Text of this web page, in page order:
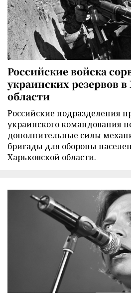
Российские войска
украинских резервов
области
Российские подразделения
украинского командования
дополнительные силы
бригады для обороны
Харьковской области.